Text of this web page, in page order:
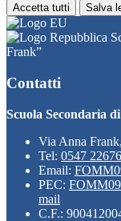
Accetta tutti Salva
Frank”
Contatti
Scuola Secondaria
Via Anna
Tel: 0547 22676
Email:
PEC:
mail
C.F.: